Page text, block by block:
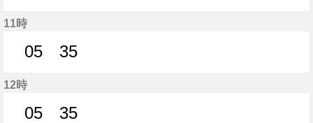
11時
05
35
12時
05
35